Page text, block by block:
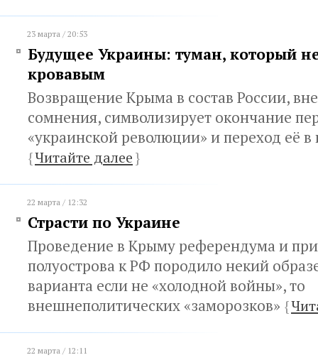
23 марта / 20:53
Будущее Украины: туман, который
кровавым
Возвращение Крыма в состав России,
сомнения, символизирует окончание
«украинской революции» и переход её в
{Читайте далее}
22 марта / 12:32
Страсти по Украине
Проведение в Крыму референдума и
полуострова к РФ породило некий
варианта если не «холодной войны», то
внешнеполитических «заморозков» {
22 марта / 12:11